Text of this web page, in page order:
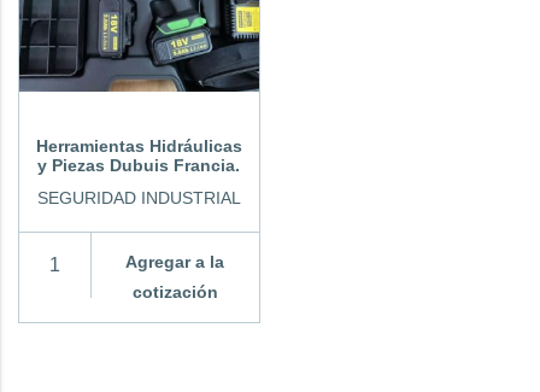
Herramientas Hidráulicas
y Piezas Dubuis Francia.
SEGURIDAD INDUSTRIAL
Agregar a la
cotización